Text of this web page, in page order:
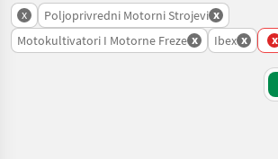
x Poljoprivredni Motorni Strojevi x
Motokultivatori I Motorne Freze x Ibex x x